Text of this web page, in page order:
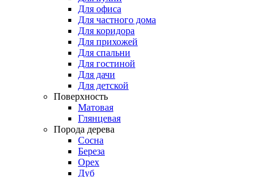
Для офиса
Для частного дома
Для коридора
Для прихожей
Для спальни
Для гостиной
Для дачи
Для детской
Поверхность
Матовая
Глянцевая
Порода дерева
Сосна
Береза
Орех
Дуб